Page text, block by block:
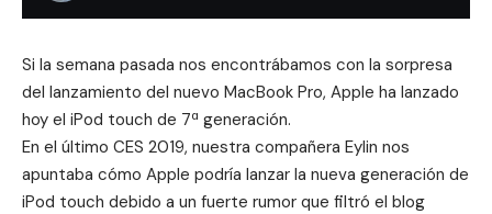
Si la semana pasada nos encontrábamos con la sorpresa
del lanzamiento del nuevo MacBook Pro, Apple ha lanzado
hoy el iPod touch de 7ª generación.
En el último CES 2019, nuestra compañera Eylin nos
apuntaba cómo Apple podría lanzar la nueva generación de
iPod touch debido a un fuerte rumor que filtró el blog